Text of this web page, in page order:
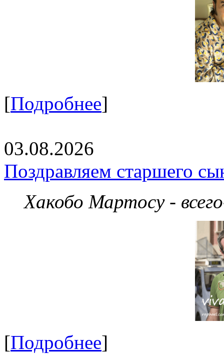
[Подробнее]
03.08.2026
Поздравляем старшего
Хакобо Мартосу -
[Подробнее]